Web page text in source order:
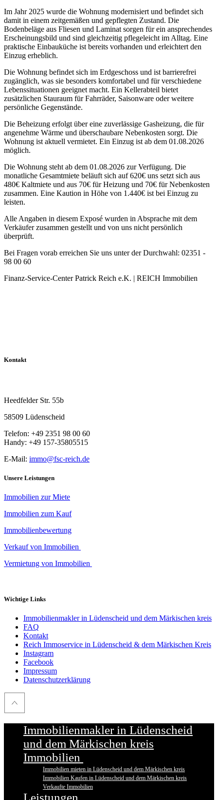
Im Jahr 2025 wurde die Wohnung modernisiert und befindet sich
damit in einem zeitgemäßen und gepflegten Zustand. Die
Bodenbeläge aus Fliesen und Laminat sorgen für ein ansprechendes
Erscheinungsbild und sind gleichzeitig pflegeleicht im Alltag. Eine
praktische Einbauküche ist bereits vorhanden und erleichtert den
Einzug erheblich.
Die Wohnung befindet sich im Erdgeschoss und ist barrierefrei
zugänglich, was sie besonders komfortabel und für verschiedene
Lebenssituationen geeignet macht. Ein Kellerabteil bietet
zusätzlichen Stauraum für Fahrräder, Saisonware oder weitere
persönliche Gegenstände.
Die Beheizung erfolgt über eine zuverlässige Gasheizung, die für
angenehme Wärme und überschaubare Nebenkosten sorgt. Die
Wohnung ist aktuell vermietet. Ein Einzug ist ab dem 01.08.2026
möglich.
Die Wohnung steht ab dem 01.08.2026 zur Verfügung. Die
monatliche Gesamtmiete beläuft sich auf 620€ uns setzt sich aus
480€ Kaltmiete und aus 70€ für Heizung und 70€ für Nebenkosten
zusammen. Eine Kaution in Höhe von 1.440€ ist bei Einzug zu
leisten.
Alle Angaben in diesem Exposé wurden in Absprache mit dem
Verkäufer zusammen gestellt und von uns nicht persönlich
überprüft.
Bei Fragen vorab erreichen Sie uns unter der Durchwahl: 02351 -
98 00 60
Finanz-Service-Center Patrick Reich e.K. | REICH Immobilien
Kontakt
Heedfelder Str. 55b
58509 Lüdenscheid
Telefon: +49 2351 98 00 60
Handy: +49 157-35805515
E-Mail: immo@fsc-reich.de
Unsere Leistungen
Immobilien zur Miete
Immobilien zum Kauf
Immobilienbewertung
Verkauf von Immobilien
Vermietung von Immobilien
Wichtige Links
Immobilienmakler in Lüdenscheid und dem Märkischen kreis
FAQ
Kontakt
Reich Immoservice in Lüdenscheid & dem Märkischen Kreis
Instagram
Facebook
Impressum
Datenschutzerklärung
Immobilienmakler in Lüdenscheid
und dem Märkischen kreis
Immobilien
Immobilien mieten in Lüdenscheid und dem Märkischen kreis
Immobilien Kaufen in Lüdenscheid und dem Märkischen kreis
Verkaufte Immobilien